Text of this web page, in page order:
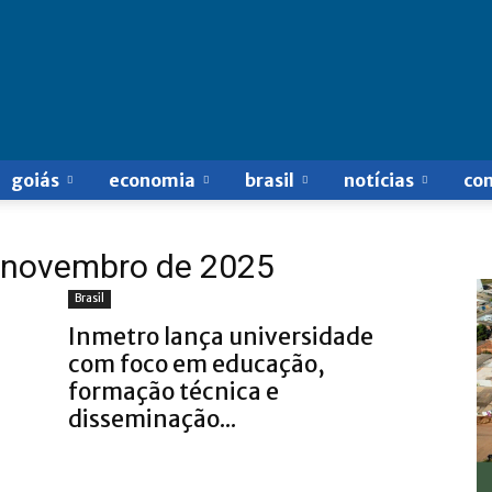
goiás economia brasil notícias
de 2025
Brasil
Inmetro lança universidade
com foco em educação,
formação técnica e
disseminação...